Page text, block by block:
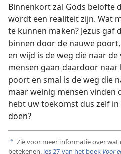
Binnenkort zal Gods belofte
wordt een realiteit zijn. Wat
te kunnen maken? Jezus gaf
binnen door de nauwe
en wijd is de weg die naar
mensen gaan daardoor
poort en smal is de weg die
maar weinig mensen vinden
hebt uw toekomst dus zelf
doen?
a Zie voor meer informatie over wat
betekenen, les 27 van het boek Voor